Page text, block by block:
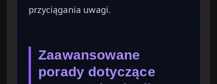
przyciągania uwagi.
Zaawansowane
porady dotyczące